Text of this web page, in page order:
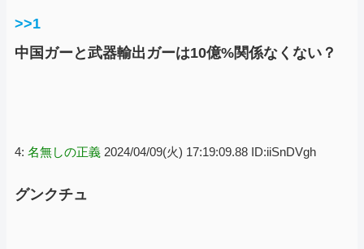
>>1
中国ガーと武器輸出ガーは10億%関係なくない？
4: 名無しの正義 2024/04/09(火) 17:19:09.88 ID:iiSnDVgh
グンクチュ